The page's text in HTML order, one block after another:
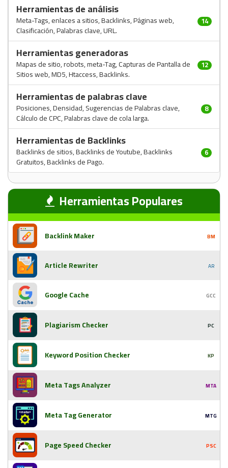
Herramientas de análisis
Meta-Tags, enlaces a sitios, Backlinks, Páginas web,
Clasificación, Palabras clave, URL.
14
Herramientas generadoras
Mapas de sitio, robots, meta-Tag, Capturas de Pantalla de
Sitios web, MD5, Htaccess, Backlinks.
12
Herramientas de palabras clave
Posiciones, Densidad, Sugerencias de Palabras clave,
Cálculo de CPC, Palabras clave de cola larga.
8
Herramientas de Backlinks
Backlinks de sitios, Backlinks de Youtube, Backlinks
Gratuitos, Backlinks de Pago.
6
Herramientas Populares
Backlink Maker BM
Article Rewriter AR
Google Cache GCC
Plagiarism Checker PC
Keyword Position Checker KP
Meta Tags Analyzer MTA
Meta Tag Generator MTG
Page Speed Checker PSC